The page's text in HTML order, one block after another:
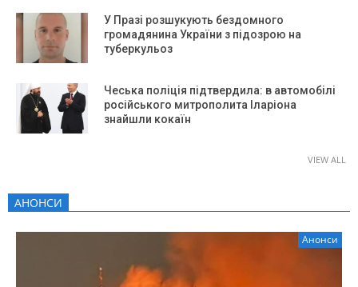
У Празі розшукують бездомного
громадянина України з підозрою на
туберкульоз
Чеська поліція підтвердила: в автомобілі
російського митрополита Іларіона
знайшли кокаїн
VIEW ALL
АНОНСИ
Анонси